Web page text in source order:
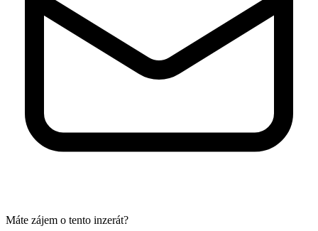
Máte zájem o tento inzerát?